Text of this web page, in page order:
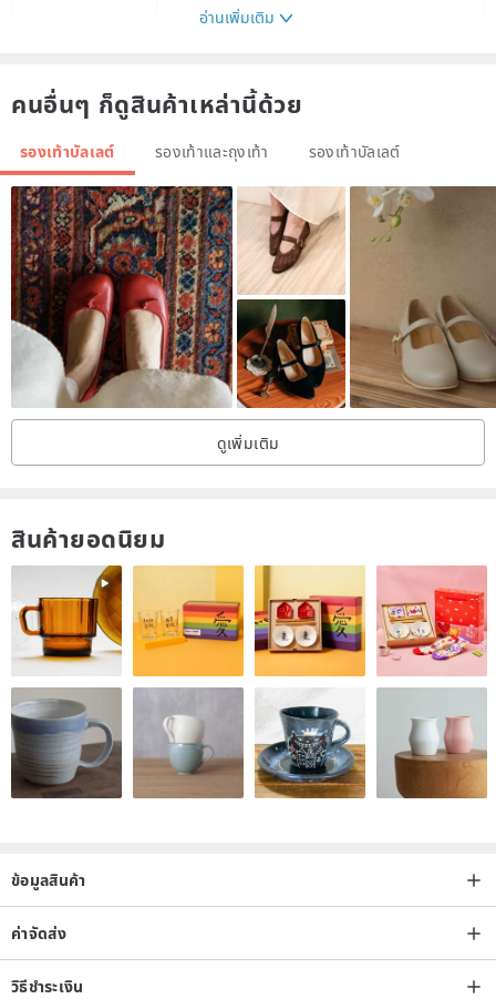
24.5
Squirrel & Fruit Basket Black Velvet Embroidered Shoes
The fairy tales, the scenery in nature and the imagination in the
heart are transformed into embroidery by illustrations, which are
expressed on the upper. From style design, shoe last development
to material selection, all the processes are made in Taiwan by
hand-assisted machines, and I hope to bring you the comfort of
daily wear and the fun of toe-to-toe stories.
25.5, a total of 6 sizes
<Material>
Flocking cloth surface, cotton lining, electroplated metal buckle,
TPR outsole
<Notes before shopping>
1. Because each person's sole width and instep height are
different, whether to wear socks or the thickness of socks are
try online shopping, be sure to avoid reference to the
buying
อ่านเพิ่มเติม
คนอื่นๆ ก็ดูสินค้าเหล่านี้ด้วย
รองเท้าบัลเลต์ รองเท้าและถุงเท้า รองเท้าบัลเลต์
ดูเพิ่มเติม
สินค้ายอดนิยม
ข้อมูลสินค้า
ค่าจัดส่ง
วิธีชำระเงิน